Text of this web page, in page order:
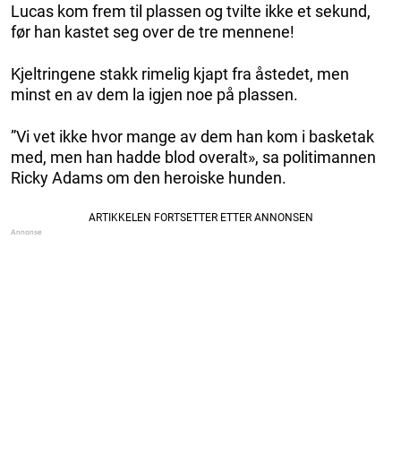
Lucas kom frem til plassen og tvilte ikke et sekund,
før han kastet seg over de tre mennene!
Kjeltringene stakk rimelig kjapt fra åstedet, men
minst en av dem la igjen noe på plassen.
”Vi vet ikke hvor mange av dem han kom i basketak
med, men han hadde blod overalt», sa politimannen
Ricky Adams om den heroiske hunden.